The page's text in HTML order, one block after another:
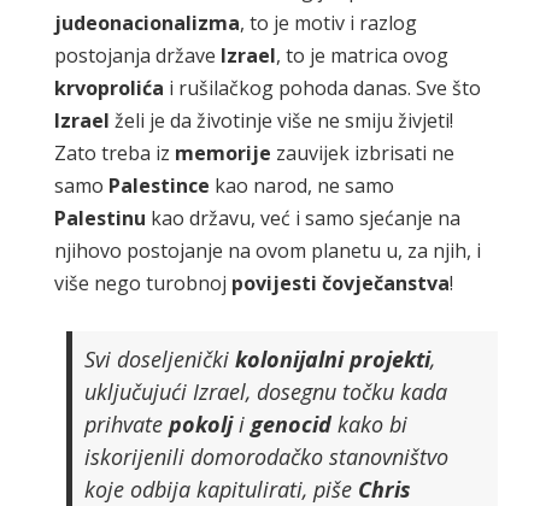
judeonacionalizma, to je motiv i razlog
postojanja države Izrael, to je matrica ovog
krvoprolića i rušilačkog pohoda danas. Sve što
Izrael želi je da životinje više ne smiju živjeti!
Zato treba iz memorije zauvijek izbrisati ne
samo Palestince kao narod, ne samo
Palestinu kao državu, već i samo sjećanje na
njihovo postojanje na ovom planetu u, za njih, i
više nego turobnoj povijesti čovječanstva!
Svi doseljenički kolonijalni projekti,
uključujući Izrael, dosegnu točku kada
prihvate pokolji genocidkako bi
iskorijenili domorodačko stanovništvo
koje odbija kapitulirati, piše Chris